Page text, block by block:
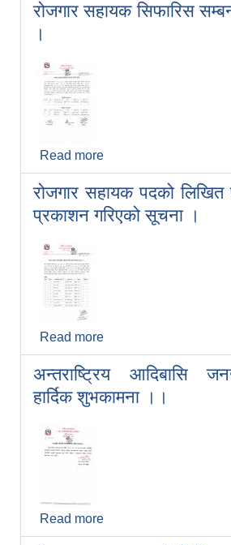
बिरामिहरुलाई औषधी
रोजगार सहायक सिफारिस
।
Read more
सूचना ।
रोजगार सहायक पदको लिखित
प्रकाशन गरिएको सूचना ।
Read more
नतिजा प्रकाशन गरिएको
अन्तराष्ट्रिय आदिबासि
हार्दिक शुभकामना ।।
Read more
हार्दिक शुभकामना ।।